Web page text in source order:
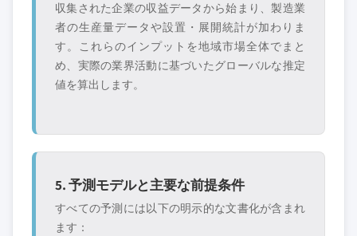
収集された企業の収益データから始まり、製造業
者の生産量データや設置・展開統計が加わりま
す。これらのインプットを地域市場全体でまと
め、実際の業界活動に基づいたグローバルな推定
値を算出します。
5. 予測モデルと主要な前提条件
すべての予測には以下の明示的な文書化が含まれ
ます：